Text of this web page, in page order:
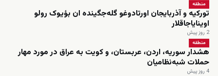
منطقه
تورکیه و آذربایجان اورتادوغو گله‌جگینده ان بؤیوک رولو
اوینایاجاقلار
2 روز پیش
منطقه
هشدار سوریه، اردن، عربستان، و کویت به عراق در مورد مهار
حملات شبه‌نظامیان
4 روز پیش